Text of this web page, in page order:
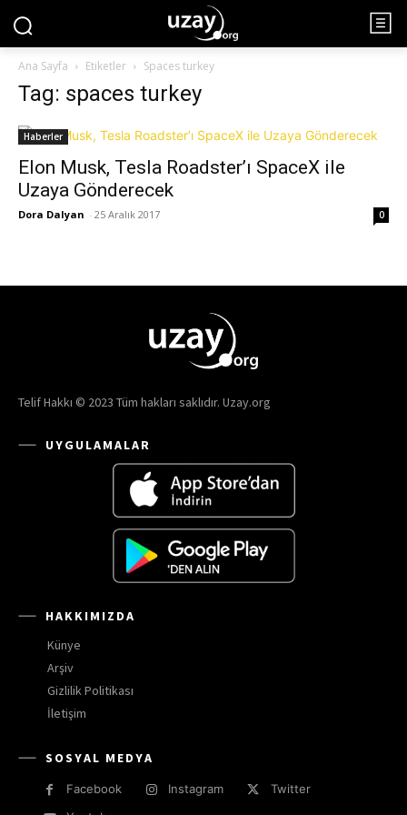
Ana Sayfa Etiketler Spaces turkey
Tag: spaces turkey
Haberler
Elon Musk, Tesla Roadster’ı SpaceX ile
Uzaya Gönderecek
Dora Dalyan - 25 Aralık 2017 0
Telif Hakkı © 2023 Tüm hakları saklıdır. Uzay.org
UYGULAMALAR
HAKKIMIZDA
Künye
Arşiv
Gizlilik Politikası
İletişim
SOSYAL MEDYA
Facebook Instagram
Twitter